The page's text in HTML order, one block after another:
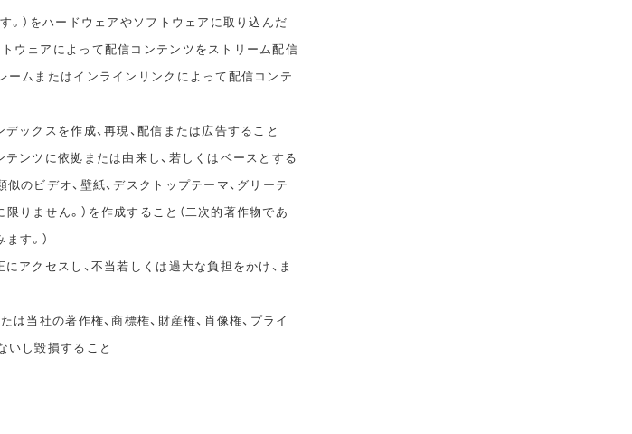
。）をハードウェアやソフトウェアに取り込んだ
ウェアによって配信コンテンツをストリーム配信
ームまたはインラインリンクによって配信コンテ
ックスを作成、再現、配信または広告すること
ンツに依拠または由来し、若しくはベースとする
のビデオ、壁紙、デスクトップテーマ、グリーテ
りません。）を作成すること（二次的著作物であ
す。）
アクセスし、不当若しくは過大な負担をかけ、ま
当社の著作権、商標権、財産権、肖像権、プライ
いし毀損すること